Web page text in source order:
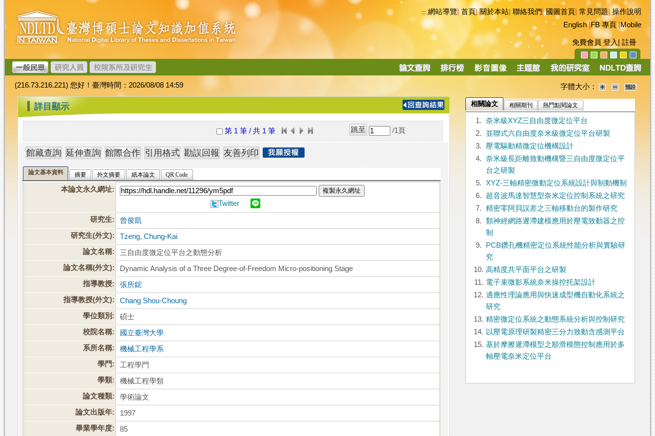
跳
到
主
要
內
容
臺
灣
博
碩
士
論
文
加
值
系
統
::: 網站導覽|首頁|關於本站 聯絡我們|國圖首頁 常見問題|操作說明
English|FB 專頁|Mobile
免費會員 登入 註冊
導
(216.73.216.221) 您好！臺灣時間：2026/08/08 14:59 字體大小：
::: 詳目顯示
第 1 筆 / 共 1 筆 /1 頁
論文基本資料 摘要 外文摘要 紙本論文 QR Code
本論文永久網址: 複製永久網址
Twitter
研究生:
曾俊凱
研究生(外文):
Tzeng, Chung-Kai
論文名稱:
三自由度微定位平台之動態分析
論文名稱(外文):
Dynamic Analysis of a Three Degree-of-Freedom Micro-positioning Stage
指導教授:
張所鋐
指導教授(外文):
Chang Shou-Choung
學位類別:
碩士
校院名稱:
國立臺灣大學
系所名稱:
機械工程學系
學門:
工程學門
學類:
機械工程學類
論文種類:
學術論文
論文出版年:
1997
畢業學年度:
85
相關論文 相關期刊 熱門點閱論文
1.
奈米級XYZ三自由度微定位平台
2.
並聯式六自由度奈米級微定位平台研製
3.
壓電驅動精微定位機構設計
4.
奈米級長距離致動機構暨三自由度微定位平
台之研製
5.
XYZ-三軸精密微動定位系統設計與制動機制
6.
超音波馬達智慧型奈米定位控制系統之研究
7.
精密零阿貝誤差之三軸移動台的製作研究
8.
類神經網路遲滯建模應用於壓電致動器之控
制
9.
PCB鑽孔機精密定位系統性能分析與實驗研
究
10. 高精度共平面平台之研製
11. 電子束微影系統奈米操控托架設計
12. 適應性理論應用與快速成型機自動化系統之
研究
13. 精密微定位系統之動態系統分析與控制研究
14. 以壓電原理研製精密三分力致動含感測平台
15. 基於摩擦遲滯模型之順滑模態控制應用於多
軸壓電奈米定位平台